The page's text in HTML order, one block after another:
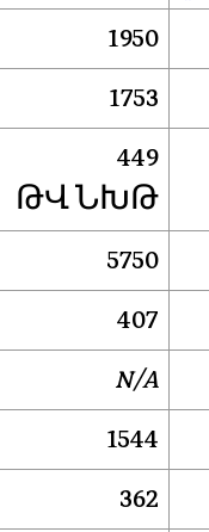
1950
1753
449
ԹՎ ՆԽԹ
5750
407
N/A
1544
362